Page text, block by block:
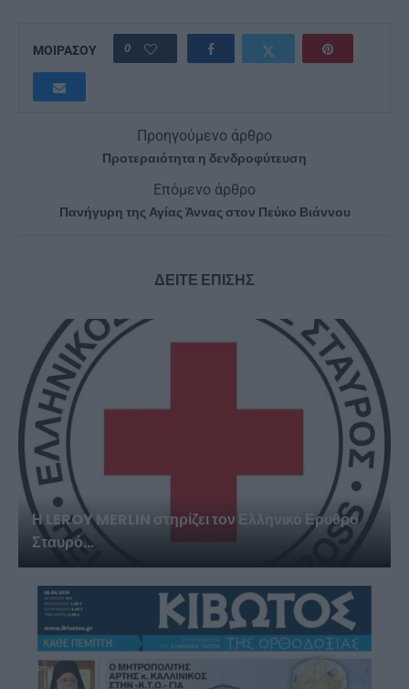
ΜΟΙΡΑΣΟΥ 0
Προηγούμενο άρθρο
Προτεραιότητα η δενδροφύτευση
Επόμενο άρθρο
Πανήγυρη της Αγίας Άννας στον Πεύκο Βιάννου
ΔΕΙΤΕ ΕΠΙΣΗΣ
Η LEROY MERLIN στηρίζει τον Ελληνικό Ερυθρό
Σταυρό...